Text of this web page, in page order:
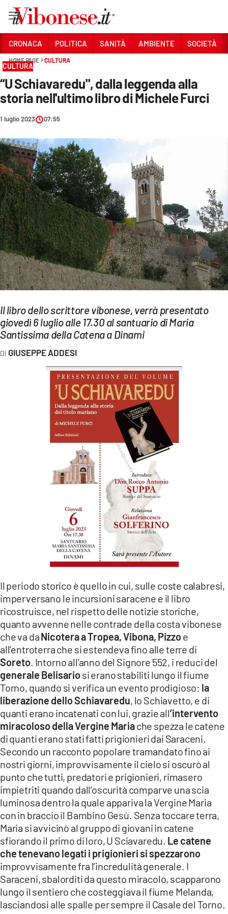
Sezioni
CRONACA
POLITICA
SANITÀ
AMBIENTE
SOCIETÀ
CULTURA
ECONOMIA E LAVORO
EVENTI
SPORT
Streaming
LAC NETWORK
LACITYMAG.IT
COSENZACHANNEL.IT
CATANZAROCHANNEL.IT
App
ANDROID
APPLE
CRONACA POLITICA SANITÀ AMBIENTE SOCIETÀ
HOME PAGE CULTURA
CULTURA
“U Schiavaredu", dalla leggenda alla
storia nell'ultimo libro di Michele Furci
1 luglio 2023 07:55
Il libro dello scrittore vibonese, verrà presentato
giovedì 6 luglio alle 17.30 al santuario di Maria
Santissima della Catena a Dinami
GIUSEPPE ADDESI
Il periodo storico è quello in cui, sulle coste calabresi,
imperversano le incursioni saracene e il libro
ricostruisce, nel rispetto delle notizie storiche,
quanto avvenne nelle contrade della costa vibonese
che va daNicotera a Tropea, Vibona, Pizzoe
all’entroterra che si estendeva fino alle terre di
Soreto. Intorno all’anno del Signore 552, i reduci del
generale Belisariosi erano stabiliti lungo il fiume
Torno, quando si verifica un evento prodigioso: la
liberazione dello Schiavaredu, lo Schiavetto, e di
quanti erano incatenati con lui, grazie all’intervento
miracoloso della Vergine Mariache spezza le catene
di quanti erano stati fatti prigionieri dai Saraceni.
Secondo un racconto popolare tramandato fino ai
nostri giorni, improvvisamente il cielo si oscurò al
punto che tutti, predatori e prigionieri, rimasero
impietriti quando dall’oscurità comparve una scia
luminosa dentro la quale appariva la Vergine Maria
con in braccio il Bambino Gesù. Senza toccare terra,
Maria si avvicinò al gruppo di giovani in catene
sfiorando il primo di loro, U Sciavaredu. Le catene
che tenevano legati i prigionieri si spezzarono
improvvisamente fra l’incredulità generale. I
Saraceni, sbalorditi da questo miracolo, scapparono
lungo il sentiero che costeggiava il fiume Melanda,
lasciandosi alle spalle per sempre il Casale del Torno.